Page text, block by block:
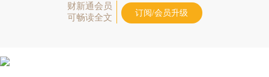
财新通会员
可畅读全文
订阅/会员升级